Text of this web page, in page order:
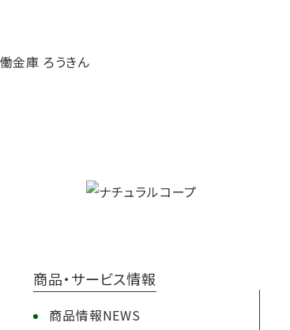
商品・サービス情報
商品情報NEWS